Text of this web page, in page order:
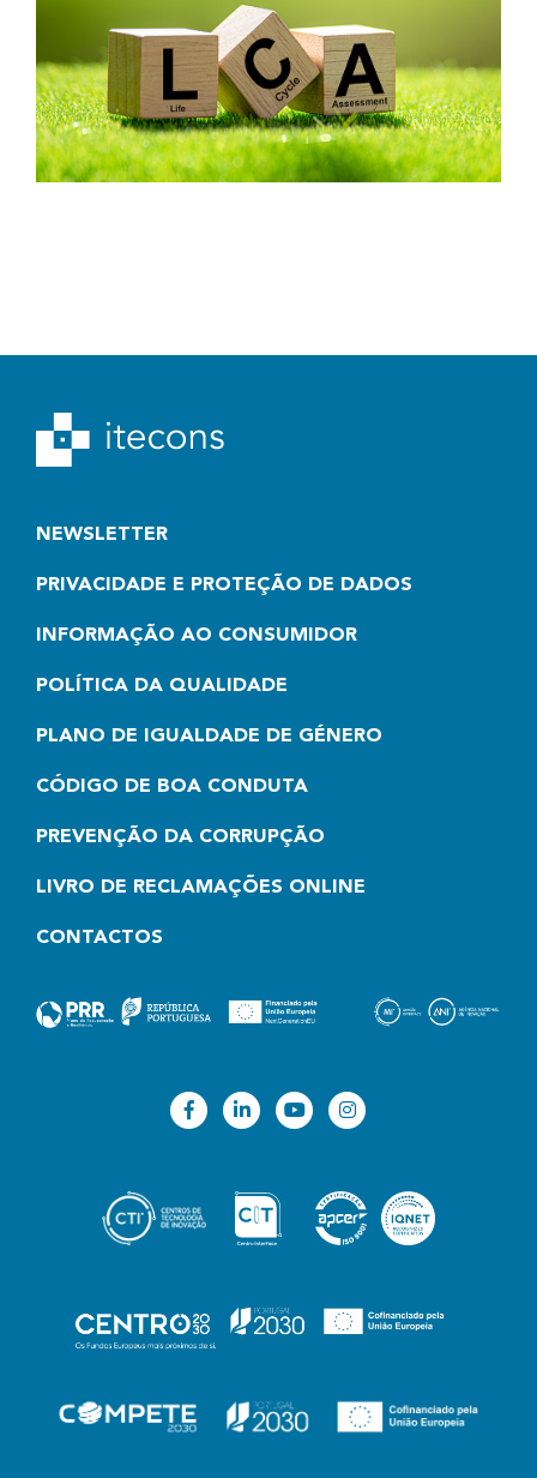
NEWSLETTER
PRIVACIDADE E PROTEÇÃO DE DADOS
INFORMAÇÃO AO CONSUMIDOR
POLÍTICA DA QUALIDADE
PLANO DE IGUALDADE DE GÉNERO
CÓDIGO DE BOA CONDUTA
PREVENÇÃO DA CORRUPÇÃO
LIVRO DE RECLAMAÇÕES ONLINE
CONTACTOS